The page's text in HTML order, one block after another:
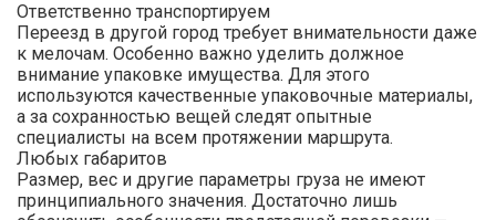
Ответственно транспортируем
Переезд в другой город требует внимательности даже
к мелочам. Особенно важно уделить должное
внимание упаковке имущества. Для этого
используются качественные упаковочные материалы,
а за сохранностью вещей следят опытные
специалисты на всем протяжении маршрута.
Любых габаритов
Размер, вес и другие параметры груза не имеют
принципиального значения. Достаточно лишь